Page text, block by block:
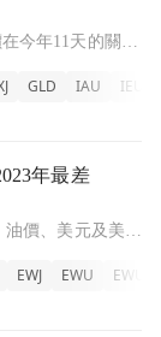
今年11天的關稅
勢升溫之際，金
據摩根大通的最
GLD IAU IEUR
單出爐文章頁
年最差
價、美元及美國
，金融市場的變
顯示，油價、美
EWJ EWU EWUS